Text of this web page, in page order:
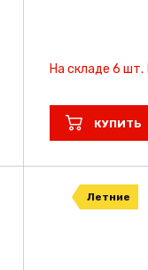
На складе 6 шт.
КУПИТЬ
Летние